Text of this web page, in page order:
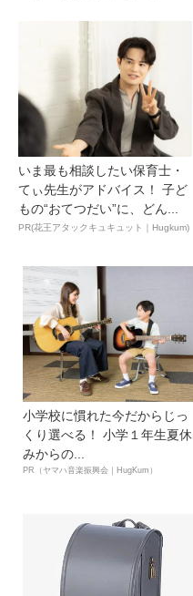
いま最も相談したい保育士・
てぃ先生がアドバイス！ 子ど
もの“おてつだい”に、どん...
PR(花王アタックキュキュット｜Hugkum)
小学校に慣れた今だからじっ
くり選べる！ 小学１年生夏休
みからの...
PR（ヤマハ音楽振興会｜HugKum）